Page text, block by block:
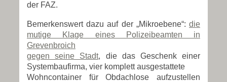
der FAZ.
Bemerkenswert dazu auf der „Mikroebene“: die
mutige Klage eines Polizeibeamten in
Grevenbroich
gegen seine Stadt, die das Geschenk einer
Systembaufirma, vier komplett ausgestattete
Wohncontainer für Obdachlose aufzustellen